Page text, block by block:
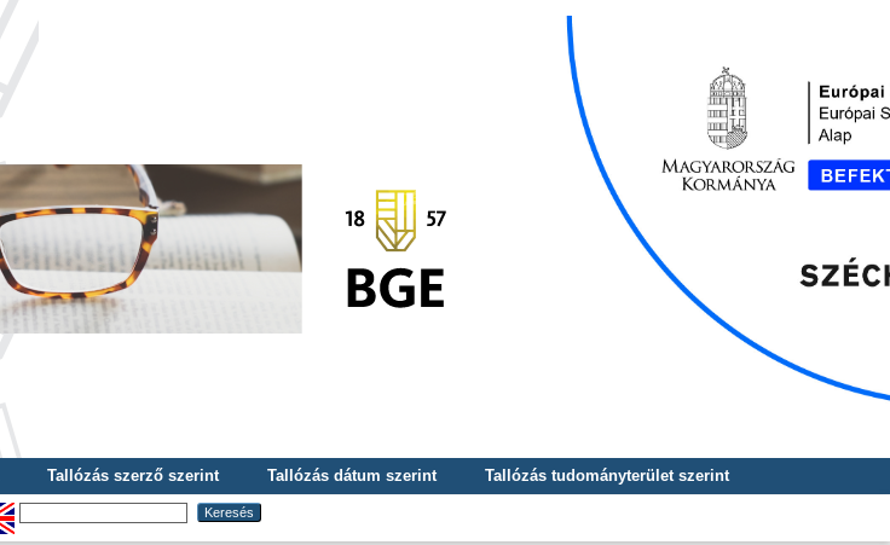
Tallózás szerző szerint Tallózás dátum szerint
Tallózás tudományterület szerint